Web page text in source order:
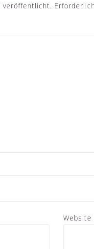
veröffentlicht.
Website